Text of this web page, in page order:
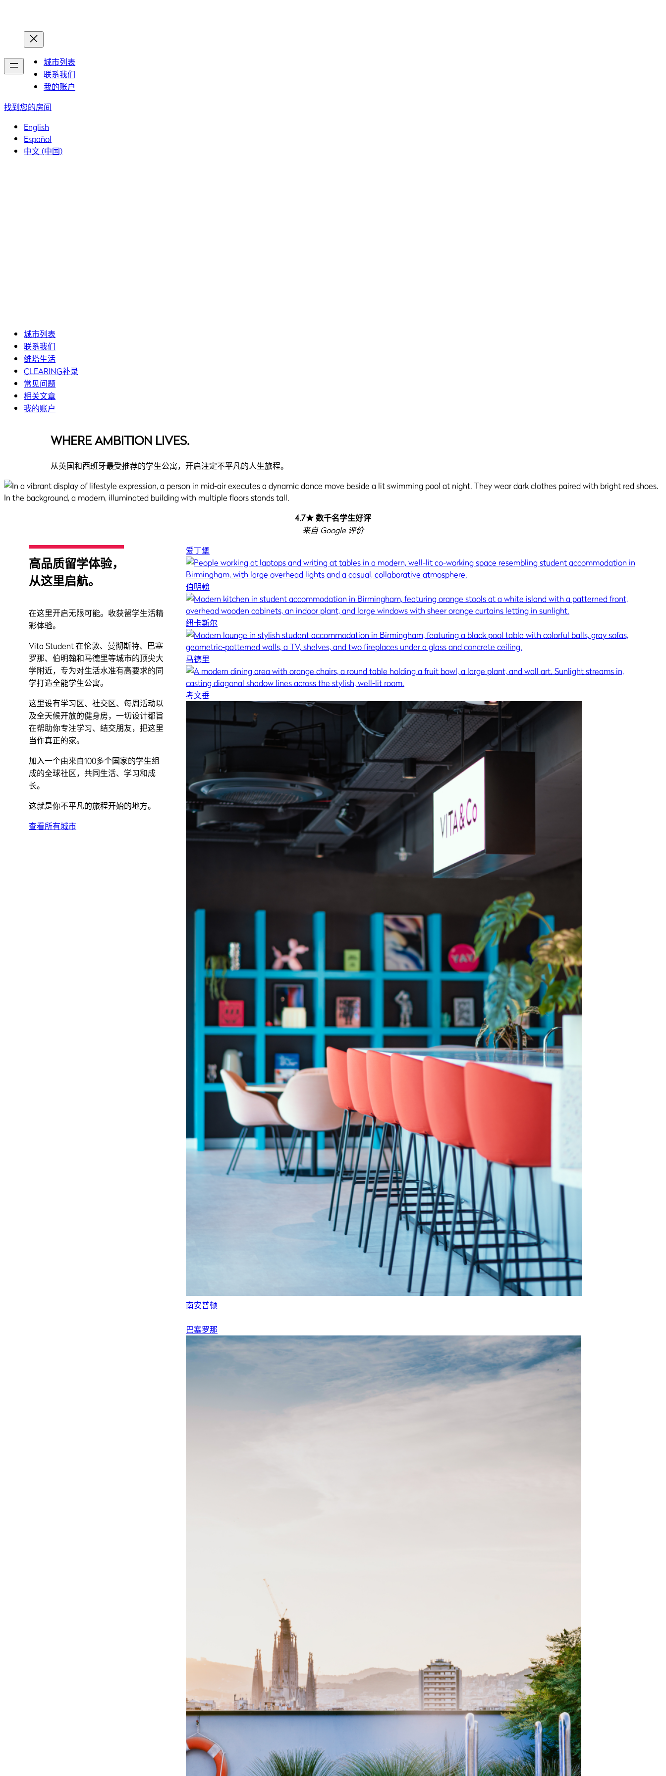
城市列表
联系我们
我的账户
找到您的房间
English
Español
中文 (中国)
城市列表
联系我们
维塔生活
CLEARING补录
常见问题
相关文章
我的账户
WHERE AMBITION LIVES.
从英国和西班牙最受推荐的学生公寓，开启注定不平凡的人生旅程。
4.7★ 数千名学生好评
来自 Google 评价
高品质留学体验，
从这里启航。
在这里开启无限可能。收获留学生活精
彩体验。
Vita Student 在伦敦、曼彻斯特、巴塞
罗那、伯明翰和马德里等城市的顶尖大
学附近，专为对生活水准有高要求的同
学打造全能学生公寓。
这里设有学习区、社交区、每周活动以
及全天候开放的健身房，一切设计都旨
在帮助你专注学习、结交朋友，把这里
当作真正的家。
加入一个由来自100多个国家的学生组
成的全球社区，共同生活、学习和成
长。
这就是你不平凡的旅程开始的地方。
查看所有城市
爱丁堡
伯明翰
纽卡斯尔
马德里
考文垂
南安普顿
巴塞罗那